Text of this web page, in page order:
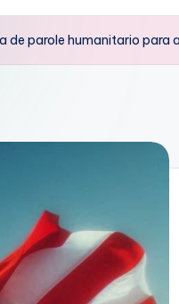
de parole humanitario para